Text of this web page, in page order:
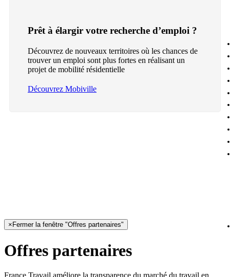
Prêt à élargir votre recherche d’emploi ?
Découvrez de nouveaux territoires où les chances de
trouver un emploi sont plus fortes en réalisant un
projet de mobilité résidentielle
Découvrez Mobiville
× Fermer la fenêtre "Offres partenaires"
Offres partenaires